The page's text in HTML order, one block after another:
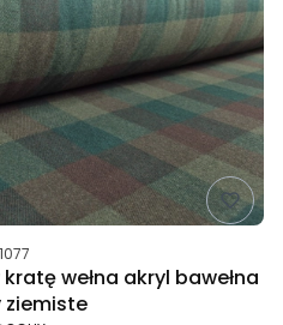
1077
wełna akryl bawełna
ziemiste